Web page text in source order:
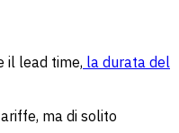
il lead time, la durata del
ma di solito